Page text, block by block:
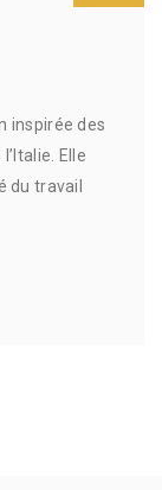
inspirée des
Elle
du travail